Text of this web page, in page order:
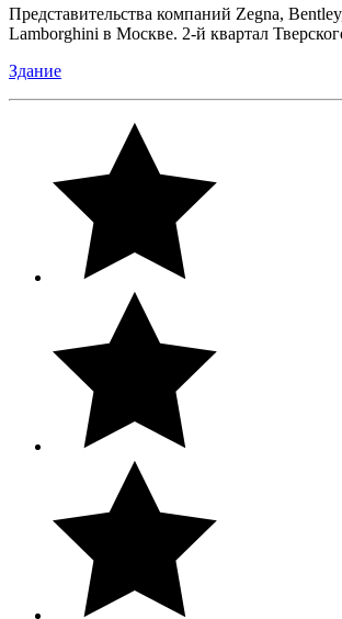
Представительства компаний Zegna,
Lamborghini в Москве. 2-й квартал
Здание